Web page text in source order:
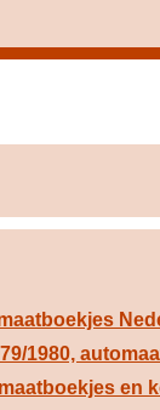
1980,
en